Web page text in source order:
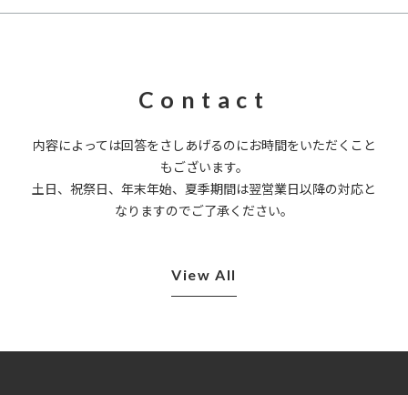
Contact
内容によっては回答をさしあげるのにお時間をいただくこと
もございます。
土日、祝祭日、年末年始、夏季期間は翌営業日以降の対応と
なりますのでご了承ください。
View All